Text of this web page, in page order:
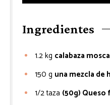
Ingredientes
1.2kg calabaza
150 g una mezcla de
1/2taza (50g) Queso